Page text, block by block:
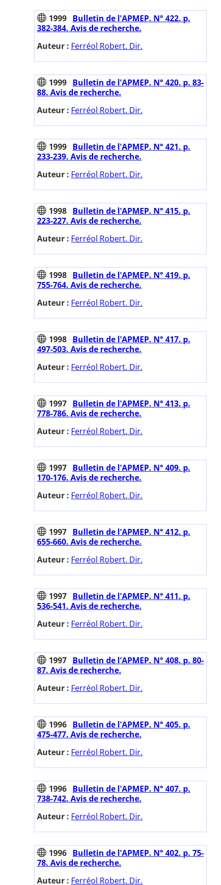
1999 Bulletin de l'APMEP. N° 422. p.
382-384. Avis de recherche.
Auteur : Ferréol Robert. Dir.
1999 Bulletin de l'APMEP. N° 420. p. 83-
88. Avis de recherche.
Auteur : Ferréol Robert. Dir.
1999 Bulletin de l'APMEP. N° 421. p.
233-239. Avis de recherche.
Auteur : Ferréol Robert. Dir.
1998 Bulletin de l'APMEP. N° 415. p.
223-227. Avis de recherche.
Auteur : Ferréol Robert. Dir.
1998 Bulletin de l'APMEP. N° 419. p.
755-764. Avis de recherche.
Auteur : Ferréol Robert. Dir.
1998 Bulletin de l'APMEP. N° 417. p.
497-503. Avis de recherche.
Auteur : Ferréol Robert. Dir.
1997 Bulletin de l'APMEP. N° 413. p.
778-786. Avis de recherche.
Auteur : Ferréol Robert. Dir.
1997 Bulletin de l'APMEP. N° 409. p.
170-176. Avis de recherche.
Auteur : Ferréol Robert. Dir.
1997 Bulletin de l'APMEP. N° 412. p.
655-660. Avis de recherche.
Auteur : Ferréol Robert. Dir.
1997 Bulletin de l'APMEP. N° 411. p.
536-541. Avis de recherche.
Auteur : Ferréol Robert. Dir.
1997 Bulletin de l'APMEP. N° 408. p. 80-
87. Avis de recherche.
Auteur : Ferréol Robert. Dir.
1996 Bulletin de l'APMEP. N° 405. p.
475-477. Avis de recherche.
Auteur : Ferréol Robert. Dir.
1996 Bulletin de l'APMEP. N° 407. p.
738-742. Avis de recherche.
Auteur : Ferréol Robert. Dir.
1996 Bulletin de l'APMEP. N° 402. p. 75-
78. Avis de recherche.
Auteur : Ferréol Robert. Dir.